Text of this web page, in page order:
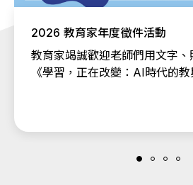
2026 教育家年度徵件活動
教育家竭誠歡迎老師們用文字
《學習，正在改變：AI時代的教